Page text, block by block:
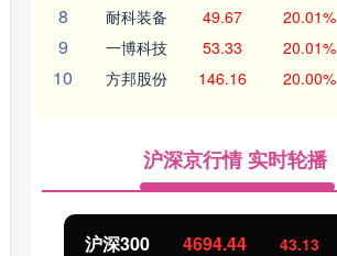
8 耐科装备 49.67 20.01%
9 一博科技 53.33 20.01%
10 方邦股份 146.16 20.00%
沪深京行情 实时轮播
4694.44 43.13 0.93%